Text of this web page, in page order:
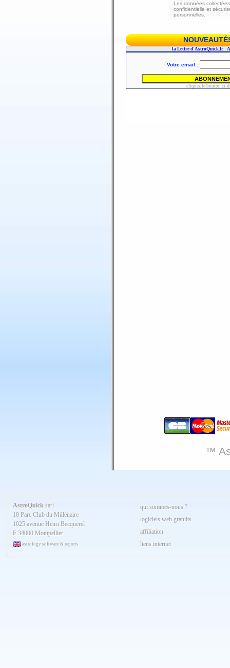
Les données
confidentielle et
personnelles.
™
AstroQuick sarl
10 Parc Club du Millénaire
1025 avenue Henri Becquerel
F 34000 Montpellier
astrology software & reports
qui sommes-nous ?
logiciels web gratuits
affiliation
liens internet